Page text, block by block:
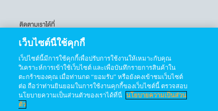
ติดตามเราได้ที่
เว็บไซต์นี้ใช้คุกกี้
เว็ปไซต์นี้มีการใช้คุกกี้เพื่อปรับการใช้งานให้เหมาะกับคุณ
วิเคราะห์การเข้าใช้เว็บไซต์ และเพื่อบันทึกรายการสินค้าใน
ตะกร้าของคุณ เมื่อท่านกด “ยอมรับ” หรือยังคงเข้าชมเว็บไซต์
ต่อ ถือว่าท่านยินยอมในการใช้งานคุกกี้ของเว็บไซต์นี้ ตรวจสอบ
นโยบายความเป็นส่วนตัวของเราได้ที่นี่ นโยบายความเป็นส่วน
ตัว